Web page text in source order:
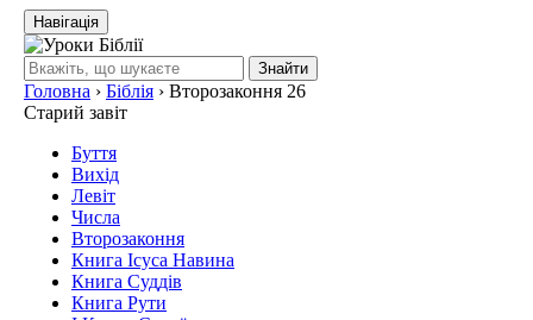
Навігація
Знайти
Головна › Біблія › Второзаконня 26
Старий завіт
Буття
Вихід
Левіт
Числа
Второзаконня
Книга Ісуса Навина
Книга Суддів
Книга Рути